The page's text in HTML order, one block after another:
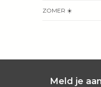
ZOMER ☀️
Meld je